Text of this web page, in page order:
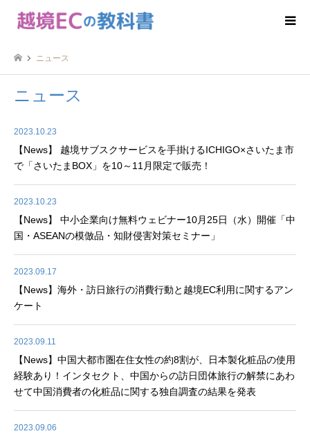
ニュース
ニュース
2023.10.23
【News】 越境サブスクサービスを手掛けるICHIGO×さいたま市
で「さいたまBOX」を10～11月限定で販売！
2023.10.23
【News】 中小企業向け無料ウェビナー10月25日（水）開催「中
国・ASEANの模倣品・知財侵害対策セミナー」
2023.09.17
【News】海外・訪日旅行の消費行動と越境EC利用に関するアン
ケート
2023.09.11
【News】中国大都市圏在住女性の約8割が、日本製化粧品の使用
経験あり！インタセクト、中国からの訪日団体旅行の解禁にあわ
せて中国消費者の化粧品に関する独自調査の結果を発表
2023.09.06